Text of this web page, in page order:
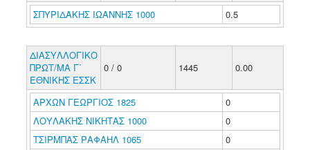
ΣΠΥΡΙΔΑΚΗΣ ΙΩΑΝΝΗΣ 1000 0.5
ΔΙΑΣΥΛΛΟΓΙΚΟ
ΠΡΩΤ/ΜΑ Γ΄
ΕΘΝΙΚΗΣ ΕΣΣΚ
0 / 0 1445 0.00
ΑΡΧΩΝ ΓΕΩΡΓΙΟΣ 1825
0
ΛΟΥΛΑΚΗΣ ΝΙΚΗΤΑΣ 1000
0
ΤΣΙΡΜΠΑΣ ΡΑΦΑΗΛ 1065
0